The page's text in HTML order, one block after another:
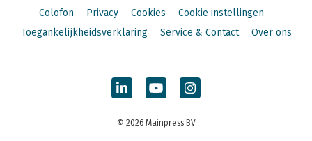
Colofon
Privacy Cookies
Cookie instellingen
Toegankelijkheidsverklaring
Service & Contact Over ons
© 2026 Mainpress BV